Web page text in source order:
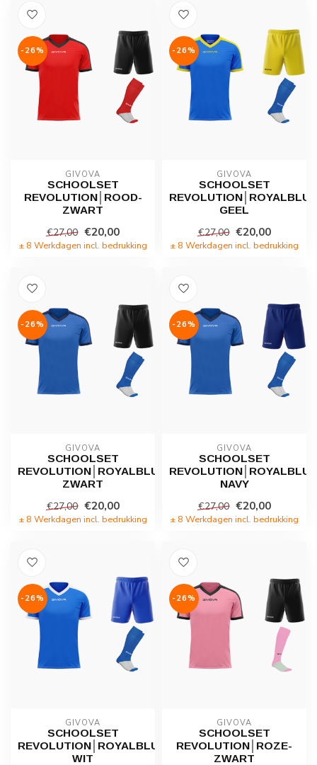
-26%
GIVOVA
SCHOOLSET
REVOLUTION│ROOD-
ZWART
€27,00 €20,00
± 8 Werkdagen incl. bedrukking
-26%
GIVOVA
SCHOOLSET
GEEL
€27,00 €20,00
± 8 Werkdagen incl. bedrukking
-26%
GIVOVA
SCHOOLSET
REVOLUTION│ROYALBLUE-
ZWART
€27,00 €20,00
± 8 Werkdagen incl. bedrukking
-26%
GIVOVA
SCHOOLSET
NAVY
€27,00 €20,00
± 8 Werkdagen incl. bedrukking
-26%
GIVOVA
SCHOOLSET
REVOLUTION│ROYALBLUE-
WIT
-26%
GIVOVA
SCHOOLSET
REVOLUTION│ROZE-
ZWART